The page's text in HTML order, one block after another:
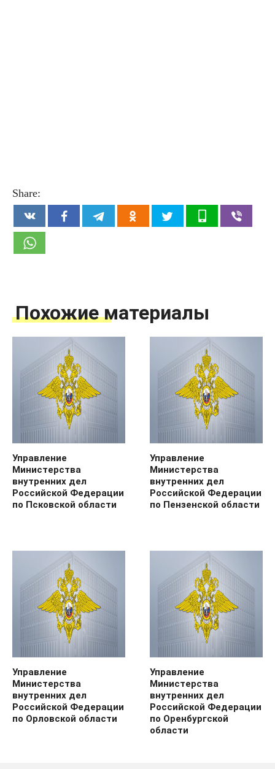
Share:
Похожие материалы
Управление
Министерства
внутренних дел
Российской Федерации
по Псковской области
Управление
Министерства
внутренних дел
Российской Федерации
по Пензенской области
Управление
Министерства
внутренних дел
Российской Федерации
по Орловской области
Управление
Министерства
внутренних дел
Российской Федерации
по Оренбургской
области